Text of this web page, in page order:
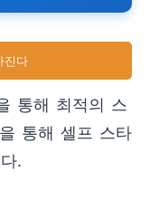
진다
통해 최적의 스
통해 셀프 스타
.